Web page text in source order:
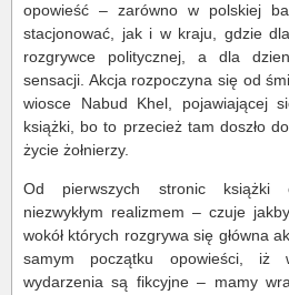
opowieść – zarówno w polskiej
stacjonować, jak i w kraju, gdzie
rozgrywce politycznej, a dla
sensacji. Akcja rozpoczyna się od
wiosce Nabud Khel, pojawiającej
książki, bo to przecież tam doszło
życie żołnierzy.
Od pierwszych stronic książki
niezwykłym realizmem – czuje
wokół których rozgrywa się główna
samym początku opowieści, iż
wydarzenia są fikcyjne – mamy